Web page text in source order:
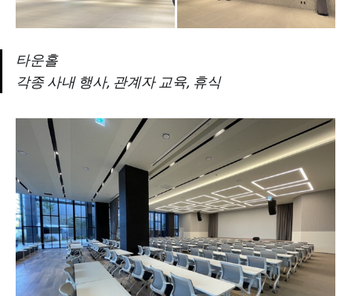
타운홀
각종 사내 행사, 관계자 교육, 휴식